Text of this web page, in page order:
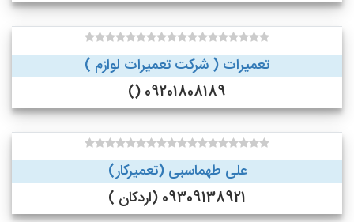
تعمیرات ( شرکت تعمیرات لوازم )
09201808189 ()
علی طهماسبی (تعمیرکار)
09309138921 (اردکان )